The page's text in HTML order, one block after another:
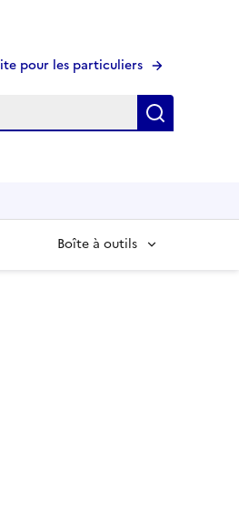
pour les particuliers
Boîte à outils